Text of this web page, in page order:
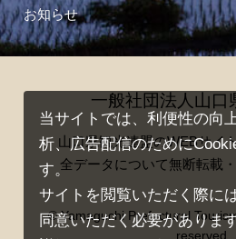
お知らせ
一般社団法人山口
山口県観光連盟のWEBサイ
全データについて無断転載
© Yamaguchi Prefectural
reserved.
当サイトでは、利便性の向
析、広告配信のために
す。
サイトを閲覧いただく際に
同意いただく必要がありま